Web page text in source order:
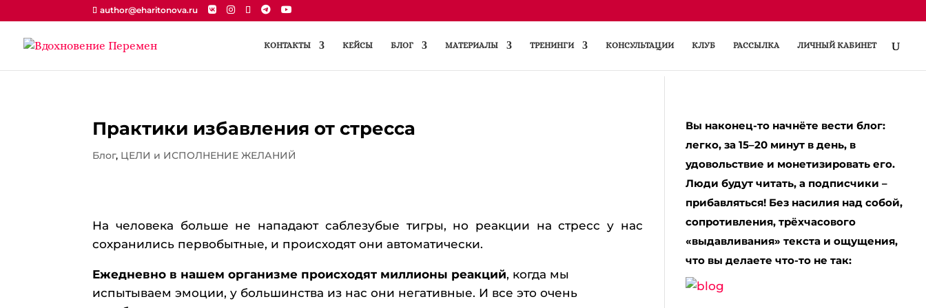
author@eharitonova.ru
КОНТАКТЫ КЕЙСЫ БЛОГ МАТЕРИАЛЫ ТРЕНИНГИ КОНСУЛЬТАЦИИ КЛУБ РАССЫЛКА ЛИЧНЫЙ КАБИНЕТ
Практики избавления от стресса
Блог, ЦЕЛИ и ИСПОЛНЕНИЕ ЖЕЛАНИЙ
На человека больше не нападают саблезубые тигры, но реакции на стресс у нас
сохранились первобытные, и происходят они автоматически.
Ежедневно в нашем организме происходят миллионы реакций, когда мы
испытываем эмоции, у большинства из нас они негативные. И все это очень
Вы наконец-то начнёте вести блог:
легко, за 15–20 минут в день, в
удовольствие и монетизировать его.
Люди будут читать, а подписчики –
прибавляться! Без насилия над собой,
сопротивления, трёхчасового
«выдавливания» текста и ощущения,
что вы делаете что-то не так: